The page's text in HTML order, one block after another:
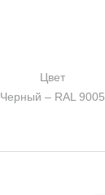
Цвет
Черный – RAL 9005